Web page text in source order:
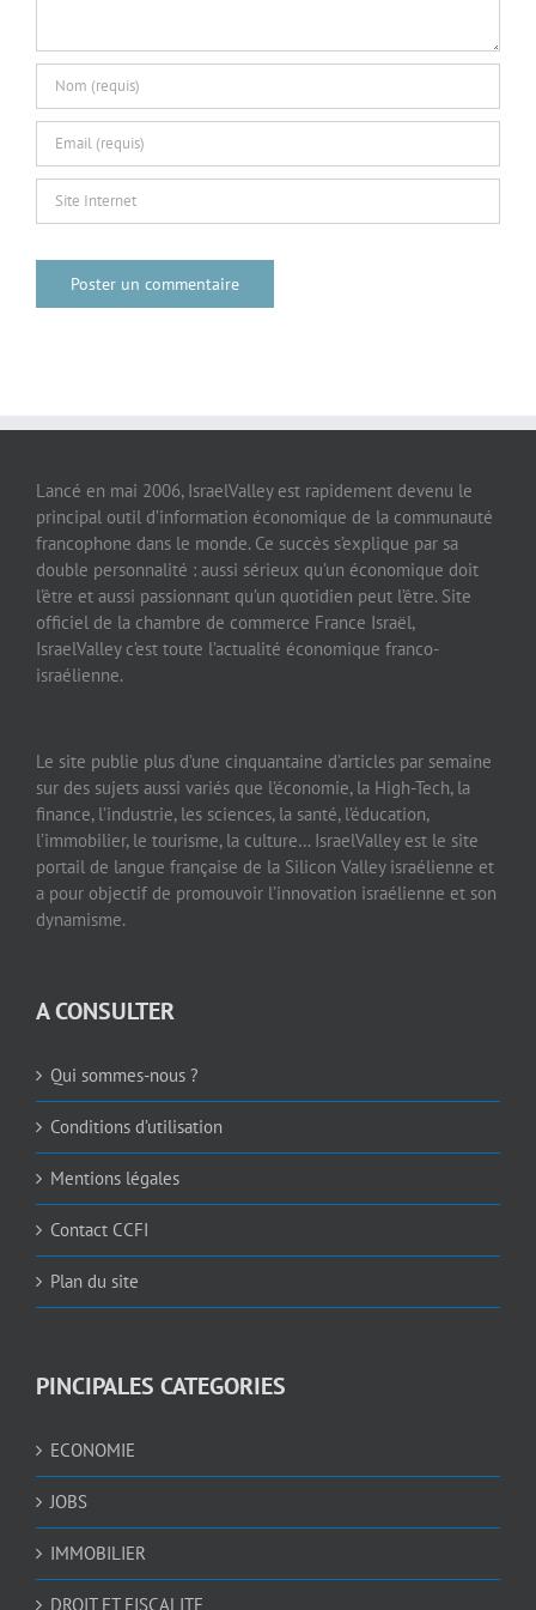
Lancé en mai 2006, IsraelValley est rapidement devenu le
principal outil d’information économique de la communauté
francophone dans le monde. Ce succès s’explique par sa
double personnalité : aussi sérieux qu’un économique doit
l’être et aussi passionnant qu’un quotidien peut l’être. Site
officiel de la chambre de commerce France Israël,
IsraelValley c’est toute l’actualité économique franco-
israélienne.
Le site publie plus d’une cinquantaine d’articles par semaine
sur des sujets aussi variés que l’économie, la High-Tech, la
finance, l’industrie, les sciences, la santé, l’éducation,
l’immobilier, le tourisme, la culture… IsraelValley est le site
portail de langue française de la Silicon Valley israélienne et
a pour objectif de promouvoir l’innovation israélienne et son
dynamisme.
A CONSULTER
Qui sommes-nous ?
Conditions d’utilisation
Mentions légales
Contact CCFI
Plan du site
PINCIPALES CATEGORIES
ECONOMIE
JOBS
IMMOBILIER
DROIT ET FISCALITE